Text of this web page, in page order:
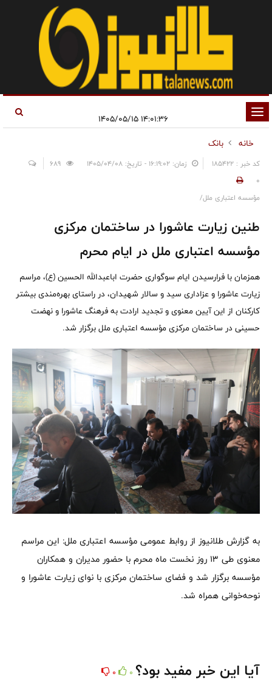
تغییر
وضعیت
ناوبری
خانه
بانک
کد خبر : 185422 زمان: ۱۶:۱۹:۰۲ - تاریخ: ۱۴۰۵/۰۴/۰۸
0
مؤسسه اعتباری ملل/
طنین زیارت عاشورا در ساختمان مرکزی
مؤسسه اعتباری ملل در ایام محرم
همزمان با فرارسیدن ایام سوگواری حضرت اباعبدالله الحسین (ع)، مراسم
زیارت عاشورا و عزاداری سید و سالار شهیدان، در راستای بهره‌مندی بیشتر
کارکنان از این آیین معنوی و تجدید ارادت به فرهنگ عاشورا و نهضت
حسینی در ساختمان مرکزی مؤسسه اعتباری ملل برگزار شد.
به گزارش طلانیوز از روابط عمومی مؤسسه اعتباری ملل: این مراسم
معنوی طی ۱3 روز نخست ماه محرم با حضور مدیران و همکاران
مؤسسه برگزار شد و فضای ساختمان مرکزی با نوای زیارت عاشورا و
نوحه‌خوانی همراه شد.
آیا این خبر مفید بود؟ 0
0